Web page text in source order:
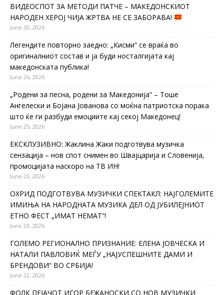
ВИДЕОСПОТ ЗА МЕТОДИ ПАТЧЕ – МАКЕДОНСКИОТ
НАРОДЕН ХЕРОЈ ЧИЈА ЖРТВА НЕ СЕ ЗАБОРАВА!
June 30, 2026
Легендите повторно заедно: „Кисми“ се враќа во
оригиналниот состав и ја буди носталгијата кај
македонската публика!
June 26, 2026
„Родени за песна, родени за Македонија“ – Тоше
Ангелески и Бојана Јованова со моќна патриотска порака
што ќе ги разбуди емоциите кај секој Македонец!
June 25, 2026
ЕКСКЛУЗИВНО: Жаклина Жаки подготвува музичка
сензација – нов спот снимен во Швајцарија и Словенија,
промоцијата наскоро на ТВ ИН!
June 23, 2026
ОХРИД ПОДГОТВУВА МУЗИЧКИ СПЕКТАКЛ: НАЈГОЛЕМИТЕ
ИМИЊА НА НАРОДНАТА МУЗИКА ДЕЛ ОД ЈУБИЛЕЈНИОТ
ЕТНО ФЕСТ „ИМАТ НЕМАТ“!
June 23, 2026
ГОЛЕМО РЕГИОНАЛНО ПРИЗНАНИЕ: ЕЛЕНА ЈОВЧЕСКА И
НАТАЛИ ПАВЛОВИЌ МЕЃУ „НАЈУСПЕШНИТЕ ДАМИ И
БРЕНДОВИ“ ВО СРБИЈА!
June 22, 2026
ФОЛК ПЕЈАЧОТ ИГОР БЕЖАНОСКИ СО НОВ МУЗИЧКИ